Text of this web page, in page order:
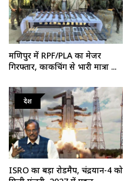
मणिपुर में RPF/PLA का मेजर
गिरफ्तार, काकचिंग से भारी मात्रा ...
देश
ISRO का बड़ा रोडमैप, चंद्रयान-4 को